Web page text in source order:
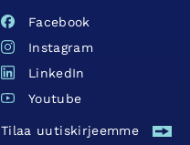
Facebook
Instagram
LinkedIn
Youtube
Tilaa uutiskirjeemme